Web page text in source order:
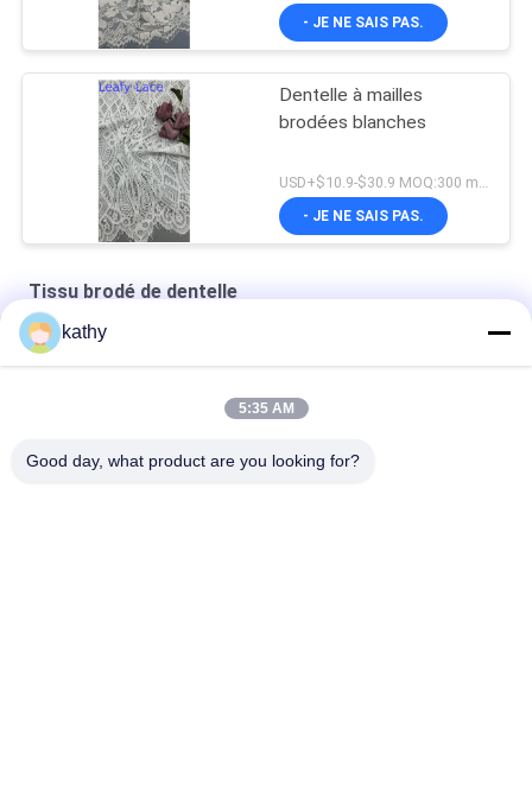
- JE NE SAIS PAS.
Dentelle à mailles
brodées blanches
- JE NE SAIS PAS.
Tissu brodé de dentelle
Tissu en dentelle blanc Dentelle brodée Design personnalisé
kathy
5:35 AM
Good day, what product are you looking for?